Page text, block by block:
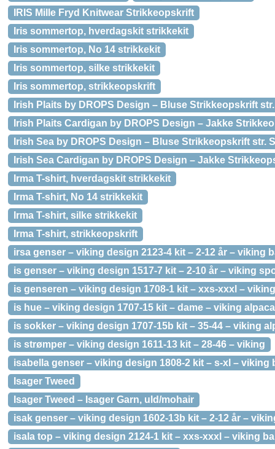
IRIS Mille Fryd Knitwear Strikkeopskrift
Iris sommertop, hverdagskit strikkekit
Iris sommertop, No 14 strikkekit
Iris sommertop, silke strikkekit
Iris sommertop, strikkeopskrift
Irish Plaits by DROPS Design – Bluse Strikkeopskrift
Irish Plaits Cardigan by DROPS Design – Jakke
Irish Sea by DROPS Design – Bluse Strikkeopskrift str.
Irish Sea Cardigan by DROPS Design – Jakke
Irma T-shirt, hverdagskit strikkekit
Irma T-shirt, No 14 strikkekit
Irma T-shirt, silke strikkekit
Irma T-shirt, strikkeopskrift
irsa genser – viking design 2123-4 kit – 2-12 år – viking
is genser – viking design 1517-7 kit – 2-10 år – viking
is genseren – viking design 1708-1 kit – xxs-xxxl –
is hue – viking design 1707-15 kit – dame – viking
is sokker – viking design 1707-15b kit – 35-44 – viking
is strømper – viking design 1611-13 kit – 28-46 – viking
isabella genser – viking design 1808-2 kit – s-xl – viking
Isager Tweed
Isager Tweed – Isager Garn, uld/mohair
isak genser – viking design 1602-13b kit – 2-12 år –
isala top – viking design 2124-1 kit – xxs-xxxl – viking